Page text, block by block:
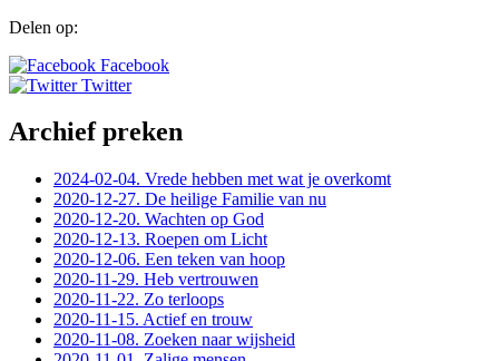
Delen op:
Facebook
Twitter
Archief preken
2024-02-04. Vrede hebben met wat je overkomt
2020-12-27. De heilige Familie van nu
2020-12-20. Wachten op God
2020-12-13. Roepen om Licht
2020-12-06. Een teken van hoop
2020-11-29. Heb vertrouwen
2020-11-22. Zo terloops
2020-11-15. Actief en trouw
2020-11-08. Zoeken naar wijsheid